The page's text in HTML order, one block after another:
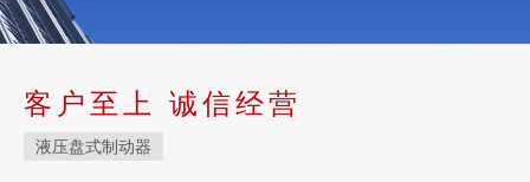
客户至上 诚信经营
液压盘式制动器